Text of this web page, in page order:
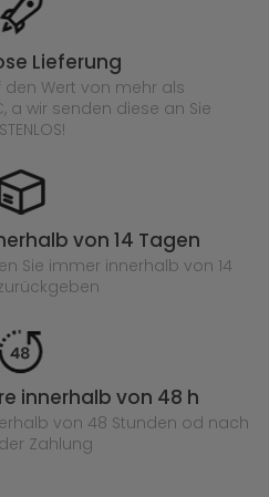
Lieferung
den Wert von mehr als
a wir senden diese an Sie
von 14 Tagen
Sie immer innerhalb von 14
innerhalb von 48 h
von 48 Stunden od nach
Zahlung